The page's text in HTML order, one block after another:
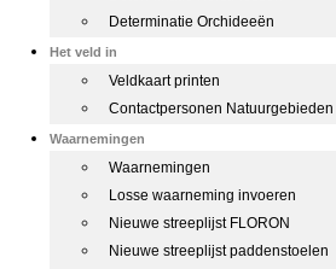
Determinatie Orchideeën
Het veld in
Veldkaart printen
Contactpersonen Natuurgebieden
Waarnemingen
Waarnemingen
Losse waarneming invoeren
Nieuwe streeplijst FLORON
Nieuwe streeplijst paddenstoelen